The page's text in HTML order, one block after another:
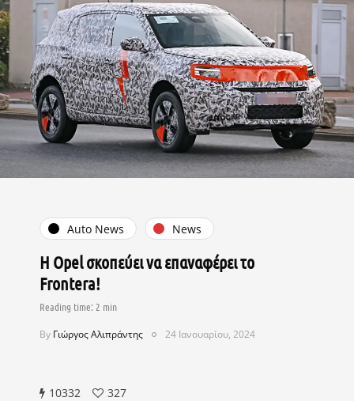
Auto News News
Η Opel σκοπεύει να επαναφέρει το
Frontera!
By Γιώργος Αλιπράντης 24 Ιανουαρίου, 2024
10332 327